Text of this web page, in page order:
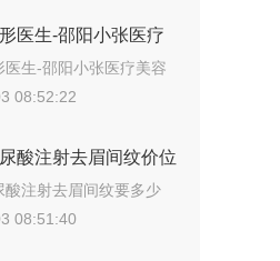
医生-邵阳小张医疗
少林医师是知名度高
家
医生-邵阳小张医疗美容
08:52:22
酸注射去眉间纹价位
-近8个月均价为
酸注射去眉间纹要多少
08:51:40